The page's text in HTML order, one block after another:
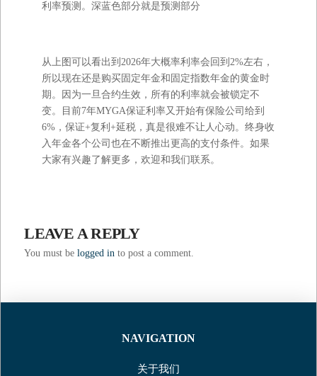
利率预测。深蓝色部分就是预测部分
从上图可以看出到2026年大概率利率会回到2%左右，
所以现在还是购买固定年金和固定指数年金的黄金时
期。因为一旦合约生效，所有的利率就会被锁定不
变。目前7年MYGA保证利率又开始有保险公司给到
6%，保证+复利+延税，真是很难不让人心动。终身收
入年金各个公司也在不断推出更高的支付条件。如果
大家有兴趣了解更多，欢迎和我们联系。
LEAVE A REPLY
You must belogged in to post a comment.
NAVIGATION
关于我们